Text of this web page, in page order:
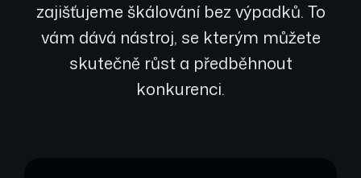
zajišťujeme škálování bez výpadků. To
vám dává nástroj, se kterým můžete
skutečně růst a předběhnout
konkurenci.